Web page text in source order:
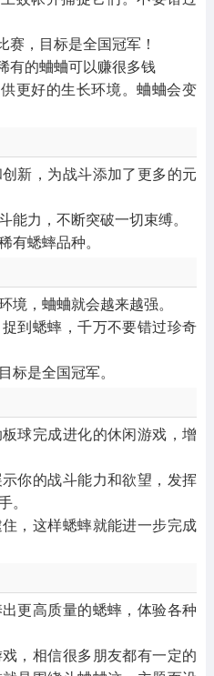
赛，目标是全国冠军！
有的蛐蛐可以赚很多钱
更好的生长环境。蛐蛐会变
新，为战斗添加了更多的元
能力，不断突破一切束缚。
有蟋蟀品种。
境，蛐蛐就会越来越强。
到蟋蟀，千万不要错过珍奇
标是全国冠军。
球完成进化的休闲游戏，增
你的战斗能力和欲望，发挥
，这样蟋蟀就能进一步完成
更高质量的蟋蟀，体验各种
，相信很多朋友都有一定的